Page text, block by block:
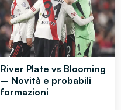
River Plate vs Blooming
– Novità e probabili
formazioni